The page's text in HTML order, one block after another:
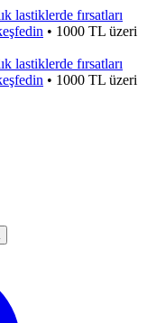
lastiklerde fırsatları
• 1000 TL üzeri
lastiklerde fırsatları
• 1000 TL üzeri